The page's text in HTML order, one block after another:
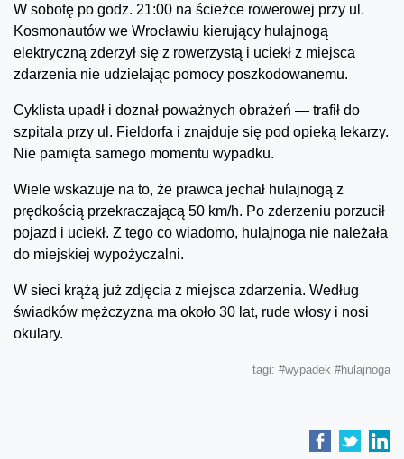
W sobotę po godz. 21:00 na ścieżce rowerowej przy ul.
Kosmonautów we Wrocławiu kierujący hulajnogą
elektryczną zderzył się z rowerzystą i uciekł z miejsca
zdarzenia nie udzielając pomocy poszkodowanemu.
Cyklista upadł i doznał poważnych obrażeń — trafił do
szpitala przy ul. Fieldorfa i znajduje się pod opieką lekarzy.
Nie pamięta samego momentu wypadku.
Wiele wskazuje na to, że prawca jechał hulajnogą z
prędkością przekraczającą 50 km/h. Po zderzeniu porzucił
pojazd i uciekł. Z tego co wiadomo, hulajnoga nie należała
do miejskiej wypożyczalni.
W sieci krążą już zdjęcia z miejsca zdarzenia. Według
świadków mężczyzna ma około 30 lat, rude włosy i nosi
okulary.
tagi: #wypadek #hulajnoga